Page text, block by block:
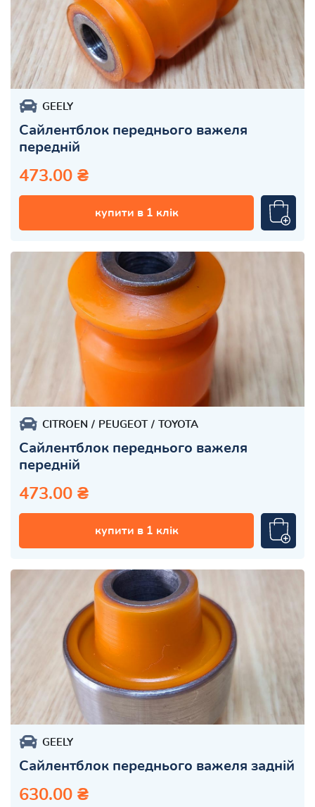
GEELY
Сайлентблок переднього важеля
передній
473.00 ₴
купити в 1 клік
CITROEN PEUGEOT TOYOTA
Сайлентблок переднього важеля
передній
473.00 ₴
купити в 1 клік
GEELY
Сайлентблок переднього важеля задній
630.00 ₴